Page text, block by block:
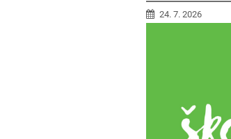
24. 7. 2026